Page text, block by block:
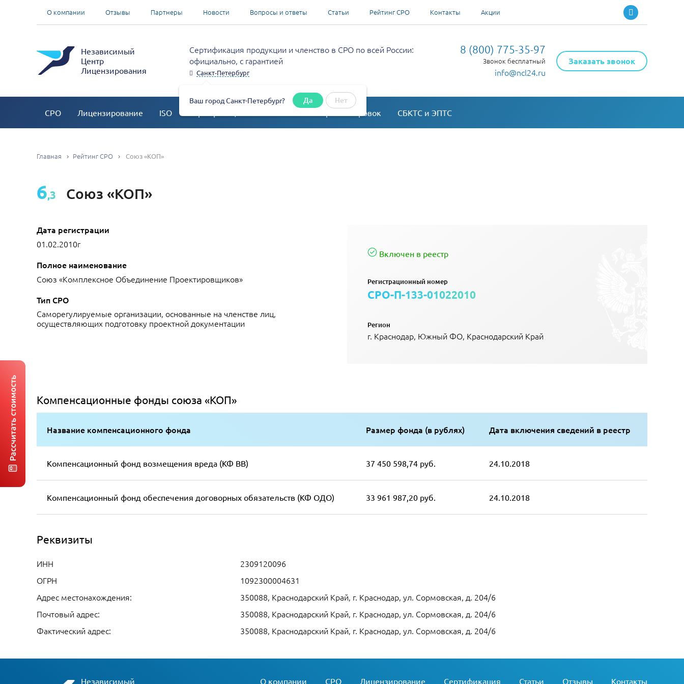
О компании Отзывы Партнеры Новости Вопросы и ответы Статьи Рейтинг СРО Контакты Акции
Независимый
Центр
Лицензирования
Сертификация продукции и членство в СРО по всей России:
официально, с гарантией
Санкт-Петербург
Ваш город Санкт-Петербург? Да Нет
8 (800) 775-35-97
Звонок бесплатный
info@ncl24.ru
Заказать звонок
СРО Лицензирование ISO Согласование перепланировок СБКТС и ЭПТС
Главная Рейтинг СРО Союз «КОП»
6,3 Союз «КОП»
Дата регистрации
01.02.2010г
Полное наименование
Союз «Комплексное Объединение Проектировщиков»
Тип СРО
Саморегулируемые организации, основанные на членстве лиц,
осуществляющих подготовку проектной документации
Включен в реестр
Регистрационный номер
СРО-П-133-01022010
Регион
г. Краснодар, Южный ФО, Краснодарский Край
Компенсационные фонды союза «КОП»
Название компенсационного фонда Размер фонда (в рублях) Дата включения сведений в реестр
Компенсационный фонд возмещения вреда (КФ ВВ) 37 450 598,74 руб. 24.10.2018
Компенсационный фонд обеспечения договорных обязательств (КФ ОДО) 33 961 987,20 руб. 24.10.2018
Реквизиты
ИНН
2309120096
ОГРН
1092300004631
Адрес местонахождения:
350088, Краснодарский Край, г. Краснодар, ул. Сормовская, д. 204/6
Почтовый адрес:
350088, Краснодарский Край, г. Краснодар, ул. Сормовская, д. 204/6
Фактический адрес:
350088, Краснодарский Край, г. Краснодар, ул. Сормовская, д. 204/6
Независимый О компании СРО Лицензирование Сертификация Статьи Отзывы Контакты